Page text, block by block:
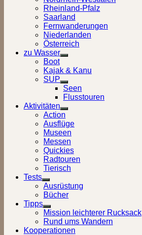
Rheinland-Pfalz
Saarland
Fernwanderungen
Niederlanden
Österreich
zu Wasser
Show
sub
menu
Boot
Kajak & Kanu
SUP
Show
sub
menu
Seen
Flusstouren
Aktivitäten
Show
sub
menu
Action
Ausflüge
Museen
Messen
Quickies
Radtouren
Tierisch
Tests
Show
sub
menu
Ausrüstung
Bücher
Tipps
Show
sub
menu
Mission leichterer Rucksack
Rund ums Wandern
Kooperationen